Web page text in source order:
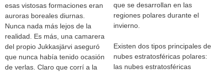
esas vistosas formaciones eran
auroras boreales diurnas.
Nunca nada más lejos de la
realidad. Es más, una camarera
del propio Jukkasjärvi aseguró
que nunca había tenido ocasión
de verlas. Claro que corrí a la
que se desarrollan en las
regiones polares durante el
invierno.
Existen dos tipos principales de
nubes estratosféricas polares:
las nubes estratosféricas